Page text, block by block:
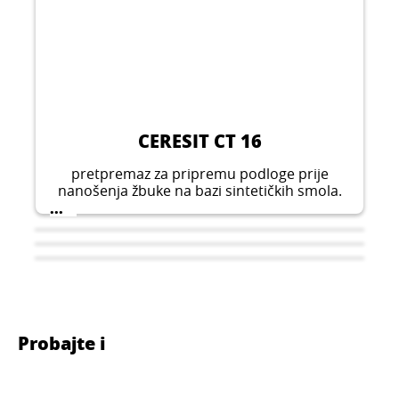
CERESIT CT 16
pretpremaz za pripremu podloge prije
nanošenja žbuke na bazi sintetičkih smola.
prostorima. Može se upotrebljavati na svim
...
Probajte i